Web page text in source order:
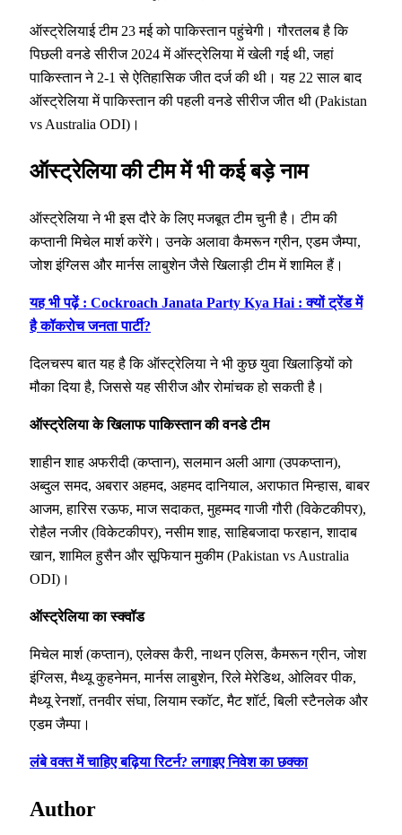
ऑस्ट्रेलियाई टीम 23 मई को पाकिस्तान पहुंचेगी। गौरतलब है कि
पिछली वनडे सीरीज 2024 में ऑस्ट्रेलिया में खेली गई थी, जहां
पाकिस्तान ने 2-1 से ऐतिहासिक जीत दर्ज की थी। यह 22 साल बाद
ऑस्ट्रेलिया में पाकिस्तान की पहली वनडे सीरीज जीत थी (Pakistan
vs Australia ODI)।
ऑस्ट्रेलिया की टीम में भी कई बड़े नाम
ऑस्ट्रेलिया ने भी इस दौरे के लिए मजबूत टीम चुनी है। टीम की
कप्तानी मिचेल मार्श करेंगे। उनके अलावा कैमरून ग्रीन, एडम जैम्पा,
जोश इंग्लिस और मार्नस लाबुशेन जैसे खिलाड़ी टीम में शामिल हैं।
यह भी पढ़ें : Cockroach Janata Party Kya Hai : क्यों ट्रेंड में
है कॉकरोच जनता पार्टी?
दिलचस्प बात यह है कि ऑस्ट्रेलिया ने भी कुछ युवा खिलाड़ियों को
मौका दिया है, जिससे यह सीरीज और रोमांचक हो सकती है।
ऑस्ट्रेलिया के खिलाफ पाकिस्तान की वनडे टीम
शाहीन शाह अफरीदी (कप्तान), सलमान अली आगा (उपकप्तान),
अब्दुल समद, अबरार अहमद, अहमद दानियाल, अराफात मिन्हास, बाबर
आजम, हारिस रऊफ, माज सदाकत, मुहम्मद गाजी गौरी (विकेटकीपर),
रोहैल नजीर (विकेटकीपर), नसीम शाह, साहिबजादा फरहान, शादाब
खान, शामिल हुसैन और सूफियान मुकीम (Pakistan vs Australia
ODI)।
ऑस्ट्रेलिया का स्क्वॉड
मिचेल मार्श (कप्तान), एलेक्स कैरी, नाथन एलिस, कैमरून ग्रीन, जोश
इंग्लिस, मैथ्यू कुहनेमन, मार्नस लाबुशेन, रिले मेरेडिथ, ओलिवर पीक,
मैथ्यू रेनशॉ, तनवीर संघा, लियाम स्कॉट, मैट शॉर्ट, बिली स्टैनलेक और
एडम जैम्पा।
लंबे वक्त में चाहिए बढ़िया रिटर्न? लगाइए निवेश का छक्का
Author